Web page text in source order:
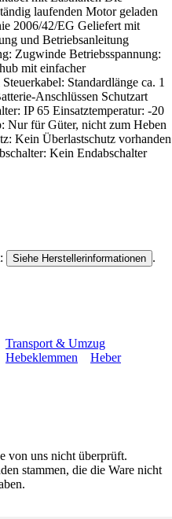
laufenden Motor geladen
2006/42/EG Geliefert mit
und Betriebsanleitung
Zugwinde Betriebsspannung:
mit einfacher
Standardlänge ca. 1
Anschlüssen Schutzart
IP 65 Einsatztemperatur: -20
für Güter, nicht zum Heben
Kein Überlastschutz vorhanden
Kein Endabschalter
Siehe Herstellerinformationen .
Transport & Umzug
Hebeklemmen
Heber
von uns nicht überprüft.
stammen, die die Ware nicht